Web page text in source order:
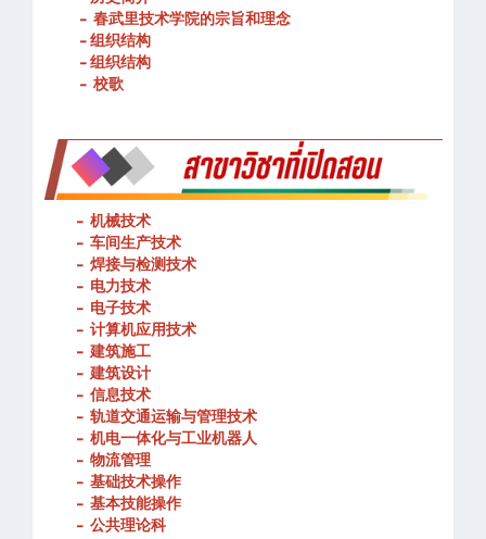
- 春武里技术学院的宗旨和理念
- 组织结构
- 组织结构
- 校歌
- 机械技术
- 车间生产技术
- 焊接与检测技术
- 电力技术
- 电子技术
- 计算机应用技术
-建筑施工
-建筑设计
- 信息技术
- 轨道交通运输与管理技术
- 机电一体化与工业机器人
- 物流管理
- 基础技术操作
- 基本技能操作
- 公共理论科